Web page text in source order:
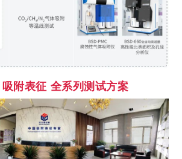
吸附表征 全系列测试方案